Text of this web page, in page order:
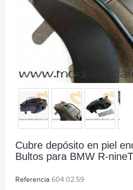
Cubre depósito en piel
Bultos para BMW R-nineT
Referencia 604.02.59